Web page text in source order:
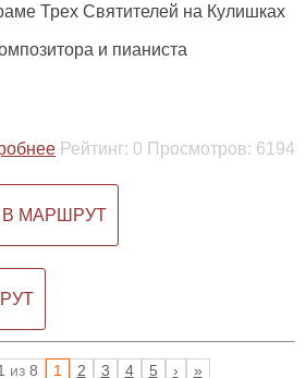
Трех Святителей на Кулишках
и пианиста
Рейтинг: 0 Просмотров: 6194
МАРШРУТ
из 8 1 2 3 4 5 › »